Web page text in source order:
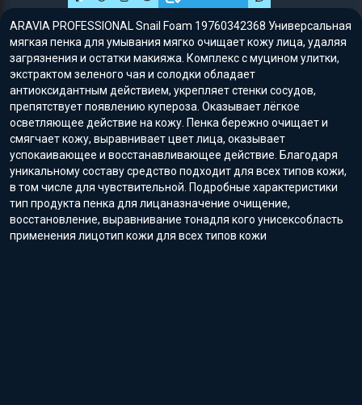
ARAVIA PROFESSIONAL Snail Foam 19760342368 Универсальная
мягкая пенка для умывания мягко очищает кожу лица, удаляя
загрязнения и остатки макияжа. Комплекс с муцином улитки,
экстрактом зеленого чая и солодки обладает
антиоксидантным действием, укрепляет стенки сосудов,
препятствует появлению купероза. Оказывает лёгкое
осветляющее действие на кожу. Пенка бережно очищает и
смягчает кожу, выравнивает цвет лица, оказывает
успокаивающее и восстанавливающее действие. Благодаря
уникальному составу средство подходит для всех типов кожи,
в том числе для чувствительной. Подробные характеристики
тип продукта пенка для лицаназначение очищение,
восстановление, выравнивание тонадля кого унисексобласть
применения лицотип кожи для всех типов кожи